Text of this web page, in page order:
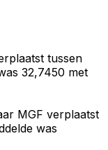
tussen
32,7450 met
MGF verplaatst
was